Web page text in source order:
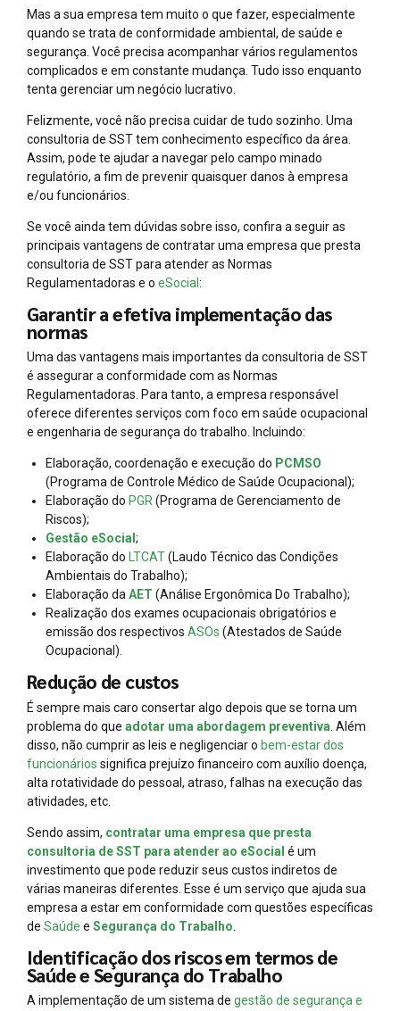
Mas a sua empresa tem muito o que fazer, especialmente
quando se trata de conformidade ambiental, de saúde e
segurança. Você precisa acompanhar vários regulamentos
complicados e em constante mudança. Tudo isso enquanto
tenta gerenciar um negócio lucrativo.
Felizmente, você não precisa cuidar de tudo sozinho. Uma
consultoria de SST tem conhecimento específico da área.
Assim, pode te ajudar a navegar pelo campo minado
regulatório, a fim de prevenir quaisquer danos à empresa
e/ou funcionários.
Se você ainda tem dúvidas sobre isso, confira a seguir as
principais vantagens de contratar uma empresa que presta
consultoria de SST para atender as Normas
Regulamentadoras e o eSocial :
Garantir a efetiva implementação das
normas
Uma das vantagens mais importantes da consultoria de SST
é assegurar a conformidade com as Normas
Regulamentadoras. Para tanto, a empresa responsável
oferece diferentes serviços com foco em saúde ocupacional
e engenharia de segurança do trabalho. Incluindo:
Elaboração, coordenação e execução do PCMSO
(Programa de Controle Médico de Saúde Ocupacional);
Elaboração do PGR(Programa de Gerenciamento de
Riscos);
Gestão eSocial ;
Elaboração do LTCAT(Laudo Técnico das Condições
Ambientais do Trabalho);
Elaboração daAET (Análise Ergonômica Do Trabalho);
Realização dos exames ocupacionais obrigatórios e
emissão dos respectivos ASOs (Atestados de Saúde
Ocupacional).
Redução de custos
É sempre mais caro consertar algo depois que se torna um
problema do que adotar uma abordagem preventiva . Além
disso, não cumprir as leis e negligenciar o bem-estar dos
funcionários significa prejuízo financeiro com auxílio doença,
alta rotatividade do pessoal, atraso, falhas na execução das
atividades, etc.
Sendo assim, contratar uma empresa que presta
consultoria de SST para atender ao eSocial é um
investimento que pode reduzir seus custos indiretos de
várias maneiras diferentes. Esse é um serviço que ajuda sua
empresa a estar em conformidade com questões específicas
de Saúde e Segurança do Trabalho
Identificação dos riscos em termos de
Saúde e Segurança do Trabalho
A implementação de um sistema de gestão de segurança e